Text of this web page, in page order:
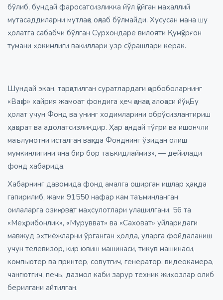
бўлиб, бундай фаросатсизликка йўл қўйган маҳаллий
мутасаддиларни мутлақо оқлаб бўлмайди. Хусусан мана шу
ҳолатга сабабчи бўлган Сурхондарё вилояти Қумқўрғон
тумани ҳокимлиги вакиллари узр сўрашлари керак.
Шундай экан, тарқатилган суратлардаги қорбоболарнинг
«Вақф» хайрия жамоат фондига ҳеч қанақа алоқаси йўқ. Бу
ҳолат учун Фонд ва унинг ходимларини обрўсизлантириш
ҳақорат ва адолатсизликдир. Ҳар қандай тўғри ва ишончли
маълумотни исталган вақтда Фонднинг ўзидан олиш
мумкинлигини яна бир бор таъкидлаймиз», — дейилади
фонд хабарида.
Хабарнинг давомида фонд амалга оширган ишлар ҳақида
гапирилиб, жами 91550 нафар кам таъминланган
оилаларга озиқ-овқат маҳсулотлари улашилгани, 56 та
«Меҳрибонлик», «Мурувват» ва «Саховат» уйларидаги
мавжуд эҳтиёжларни ўрганган ҳолда, уларга фойдаланиш
учун телевизор, кир ювиш машинаси, тикув машинаси,
компьютер ва принтер, совутгич, генератор, видеокамера,
чангютгич, печь, дазмол каби зарур техник жиҳозлар олиб
берилгани айтилган.